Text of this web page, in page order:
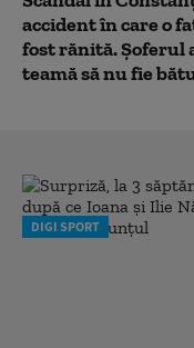
accident în care o
fost rănită. Şoferul
teamă să nu fie
DIGI SPORT